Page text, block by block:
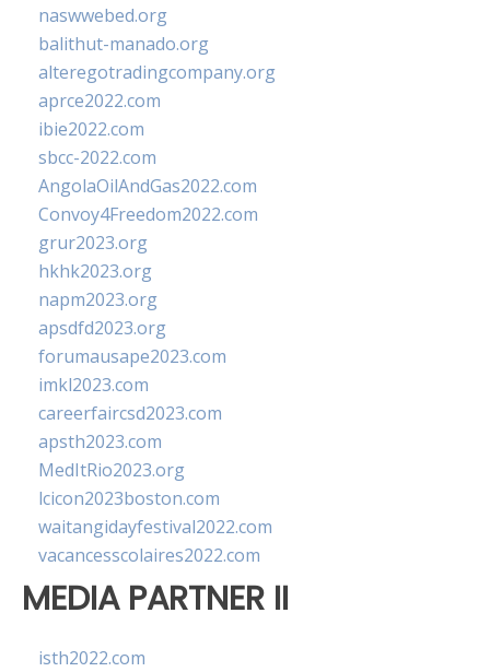
naswwebed.org
balithut-manado.org
alteregotradingcompany.org
aprce2022.com
ibie2022.com
sbcc-2022.com
AngolaOilAndGas2022.com
Convoy4Freedom2022.com
grur2023.org
hkhk2023.org
napm2023.org
apsdfd2023.org
forumausape2023.com
imkl2023.com
careerfaircsd2023.com
apsth2023.com
MedItRio2023.org
lcicon2023boston.com
waitangidayfestival2022.com
vacancesscolaires2022.com
MEDIA PARTNER II
isth2022.com